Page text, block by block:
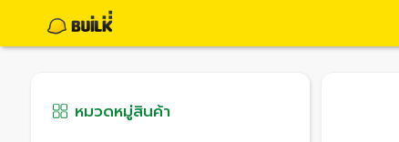
หมวดหมู่สินค้า